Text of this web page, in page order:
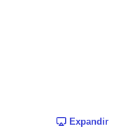
Expandir